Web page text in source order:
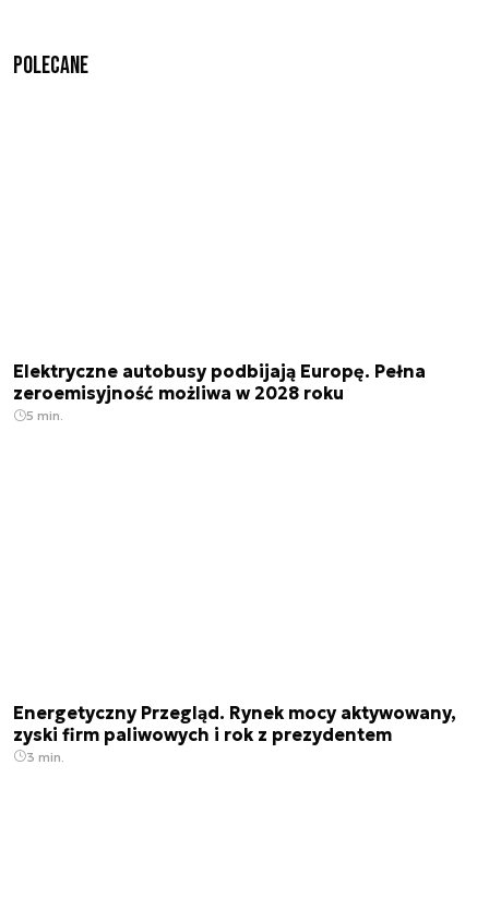
Polecane
Elektryczne autobusy podbijają Europę. Pełna
zeroemisyjność możliwa w 2028 roku
5 min.
Energetyczny Przegląd. Rynek mocy aktywowany,
zyski firm paliwowych i rok z prezydentem
3 min.